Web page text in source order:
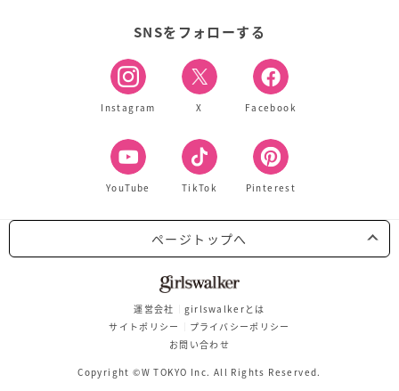
SNSをフォローする
Instagram X Facebook
YouTube TikTok Pinterest
ページトップへ
運営会社
girlswalkerとは
サイトポリシー
プライバシーポリシー
お問い合わせ
Copyright ©W TOKYO Inc. All Rights Reserved.